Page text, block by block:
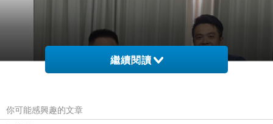
繼續閱讀
你可能感興趣的文章